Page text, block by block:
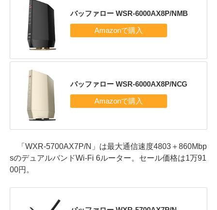
バッファロー WSR-6000AX8P/NMB
バッファロー WSR-6000AX8P/NCG
「WXR-5700AX7P/N」は最大通信速度4803＋860Mbp
sのデュアルバンドWi-Fi 6ルーター。セール価格は1万91
00円。